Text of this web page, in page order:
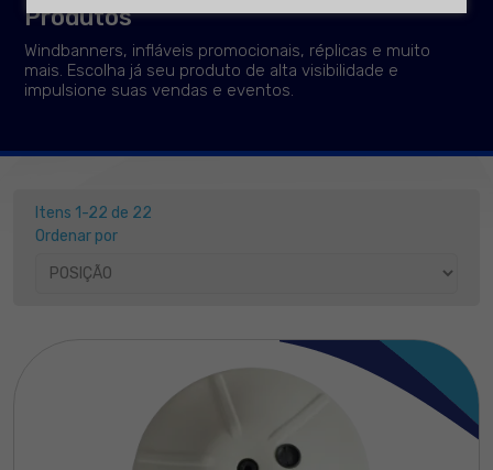
Produtos
Windbanners, infláveis promocionais, réplicas e muito
mais. Escolha já seu produto de alta visibilidade e
impulsione suas vendas e eventos.
Itens 1-22 de 22
Ordenar por